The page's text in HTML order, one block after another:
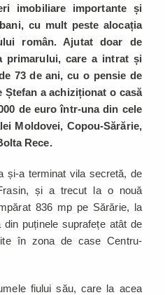
imobiliare importante și
cu mult peste alocația
român. Ajutat doar de
primarului, care a intrat și
73 de ani, cu o pensie de
Ștefan a achiziționat o casă
de euro într-una din cele
Moldovei, Copou-Sărărie,
Rece.
și-a terminat vila secretă, de
și a trecut la o nouă
836 mp pe Sărărie, la
puținele suprafețe atât de
în zona de case Centru-
fiului său, care la acea